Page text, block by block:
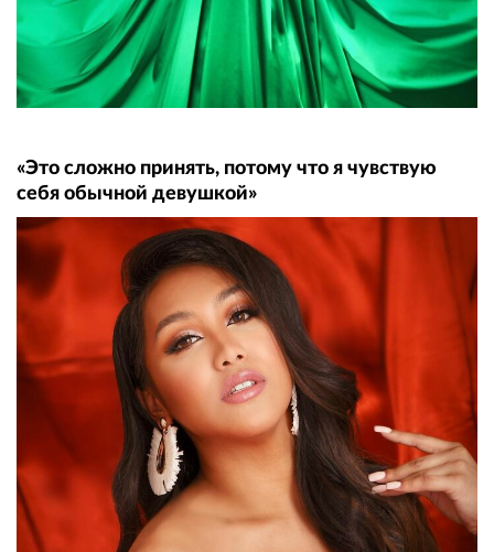
«Это сложно принять, потому что я чувствую
себя обычной девушкой»